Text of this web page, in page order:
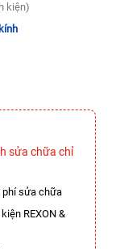
kiện)
sửa chữa chỉ
phí sửa chữa
REXON &